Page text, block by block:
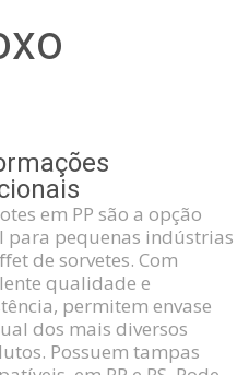
em PP são a opção
para pequenas indústrias
de sorvetes. Com
qualidade e
permitem envase
dos mais diversos
Possuem tampas